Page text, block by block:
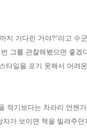
지 기다린 거야?”라고
그를 관찰해봤으면 좋
타일을 포기 못해서 어려
적기보다는 차라리 언젠
가 보이면 책을 빌려주